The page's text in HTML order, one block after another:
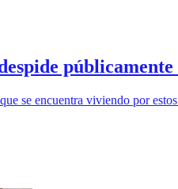
se encuentra viviendo por